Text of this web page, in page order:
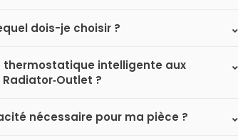
dois-je choisir ?
intelligente aux
?
nécessaire pour ma pièce ?